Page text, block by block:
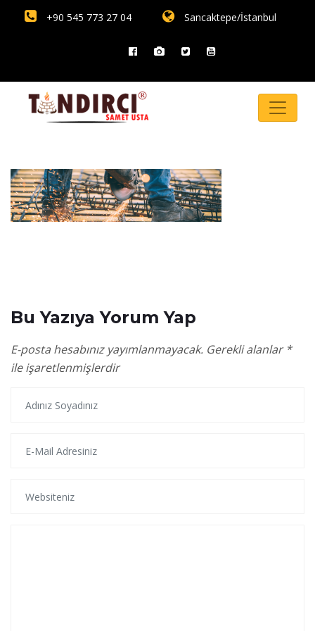
+90 545 773 27 04 Sancaktepe/İstanbul
Bu Yazıya Yorum Yap
E-posta hesabınız yayımlanmayacak. Gerekli alanlar *
ile işaretlenmişlerdir